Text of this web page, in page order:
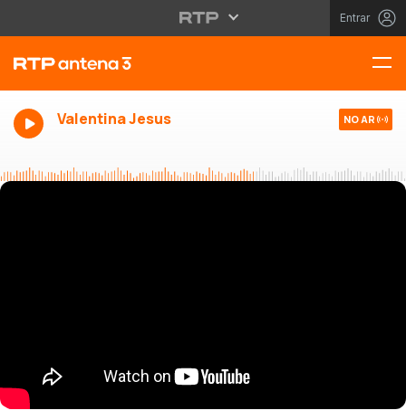
Entrar
Valentina Jesus NO AR